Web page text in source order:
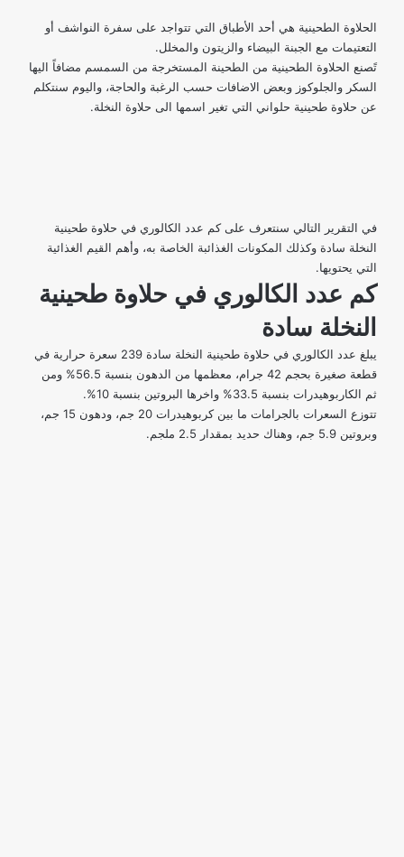
الحلاوة الطحينية هي أحد الأطباق التي تتواجد على سفرة النواشف أو
التعتيمات مع الجبنة البيضاء والزيتون والمخلل.
تًصنع الحلاوة الطحينية من الطحينة المستخرجة من السمسم مضافاً اليها
السكر والجلوكوز وبعض الاضافات حسب الرغبة والحاجة، واليوم سنتكلم
عن حلاوة طحينية حلواني التي تغير اسمها الى حلاوة النخلة.
في التقرير التالي سنتعرف على كم عدد الكالوري في حلاوة طحينية
النخلة سادة وكذلك المكونات الغذائبة الخاصة به، وأهم القيم الغذائية
التي يحتويها.
كم عدد الكالوري في حلاوة طحينية
النخلة سادة
يبلغ عدد الكالوري في حلاوة طحينية النخلة سادة 239 سعرة حرارية في
قطعة صغيرة بحجم 42 جرام، معظمها من الدهون بنسبة 56.5% ومن
ثم الكاربوهيدرات بنسبة 33.5% واخرها البروتين بنسبة 10%.
تتوزع السعرات بالجرامات ما بين كربوهيدرات 20 جم، ودهون 15 جم،
وبروتين 5.9 جم، وهناك حديد بمقدار 2.5 ملجم.